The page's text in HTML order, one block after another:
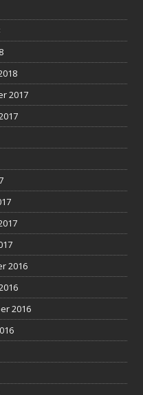
2017
2016
2016